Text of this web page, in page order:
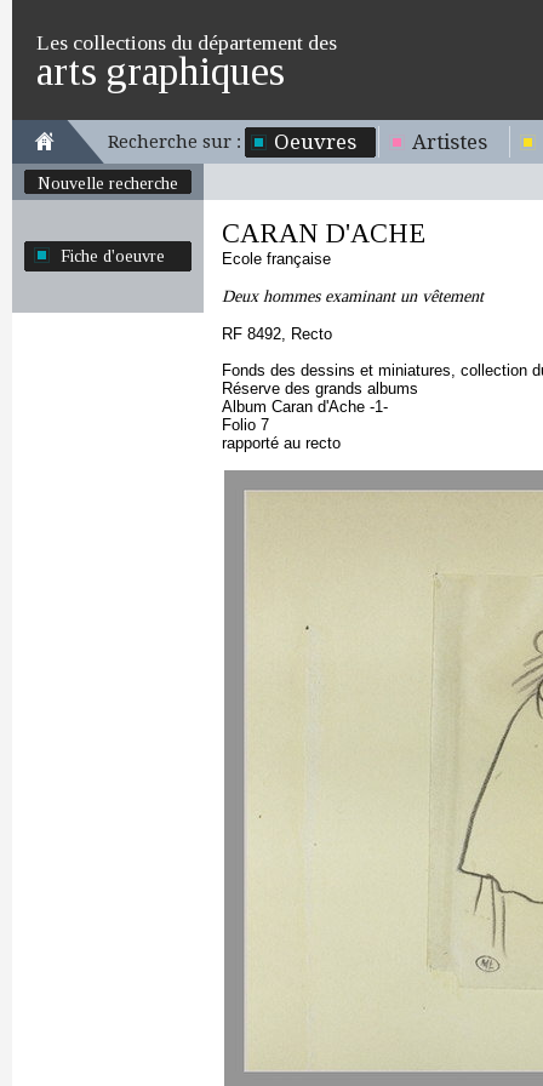
Les collections du département des
arts graphiques
Recherche sur : Oeuvres Artistes
Nouvelle recherche
Fiche d'oeuvre
CARAN D'ACHE
Ecole française
Deux hommes examinant un vêtement
RF 8492, Recto
Fonds des dessins et miniatures, collection
Réserve des grands albums
Album Caran d'Ache -1-
Folio 7
rapporté au recto